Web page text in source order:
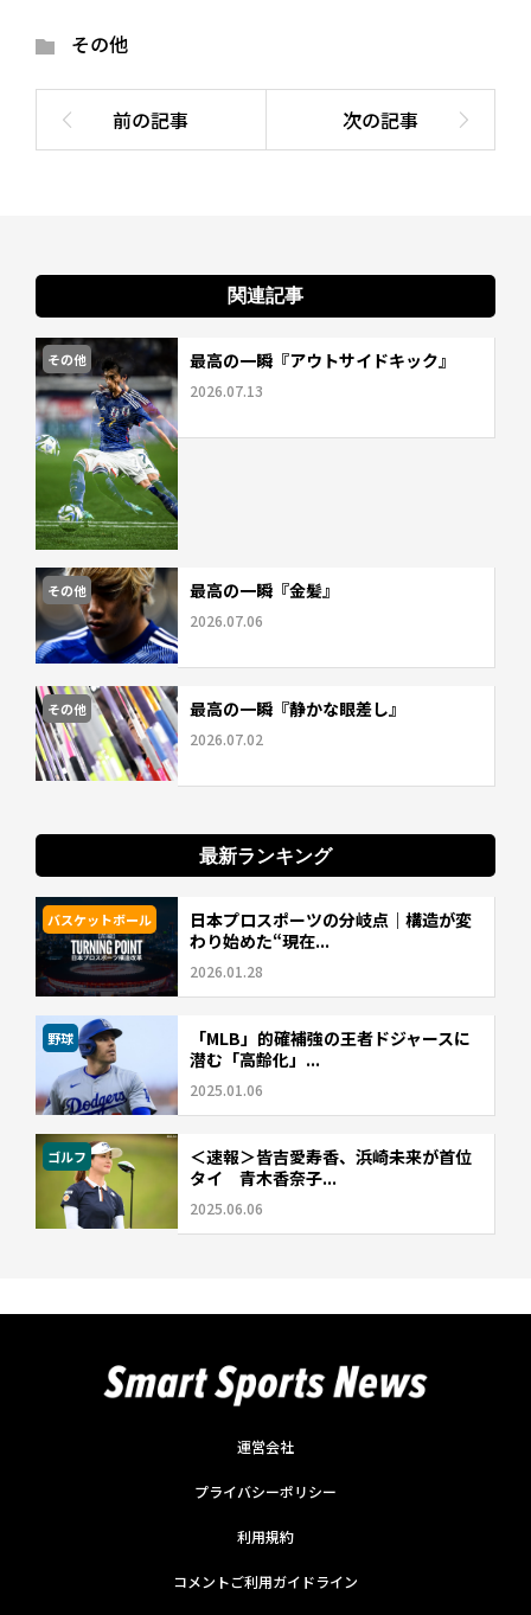
その他
関連記事
その他 最高の一瞬『アウトサイドキック』
2026.07.13
その他 最高の一瞬『金髪』
2026.07.06
その他 最高の一瞬『静かな眼差し』
2026.07.02
最新ランキング
バスケットボール
日本プロスポーツの分岐点｜構造が変
わり始めた“現在...
2026.01.28
野球
「MLB」的確補強の王者ドジャースに
潜む「高齢化」...
2025.01.06
ゴルフ
＜速報＞皆吉愛寿香、浜崎未来が首位
タイ 青木香奈子...
2025.06.06
運営会社
プライバシーポリシー
利用規約
コメントご利用ガイドライン